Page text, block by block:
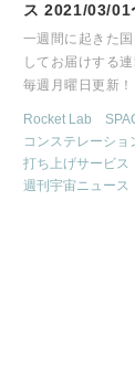
ス 2021/03/01
一週間に起きた
してお届けする
毎週月曜日更新！
Rocket Lab
コンステレーショ
打ち上げサービス
週刊宇宙ニュース